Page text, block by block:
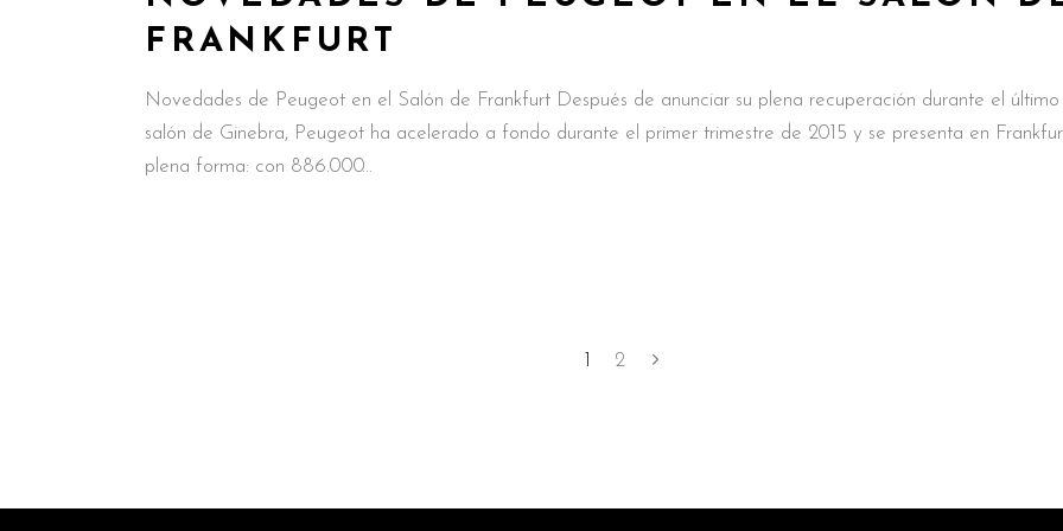
FRANKFURT
Novedades de Peugeot en el Salón de Frankfurt Después de anunciar su plena recuperación durante el último
salón de Ginebra, Peugeot ha acelerado a fondo durante el primer trimestre de 2015 y se presenta en
plena forma: con 886.000
2